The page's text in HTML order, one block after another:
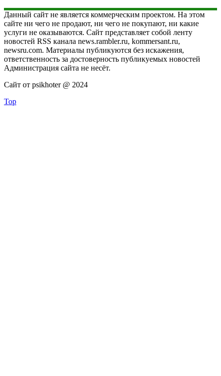
Данный сайт не является коммерческим проектом. На этом
сайте ни чего не продают, ни чего не покупают, ни какие
услуги не оказываются. Сайт представляет собой ленту
новостей RSS канала news.rambler.ru, kommersant.ru,
newsru.com. Материалы публикуются без искажения,
ответственность за достоверность публикуемых новостей
Администрация сайта не несёт.
Сайт от psikhoter @ 2024
Top